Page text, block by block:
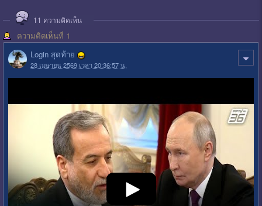
11 ความคิดเห็น
ความคิดเห็นที่ 1
Login สุดท้าย
28 เมษายน 2569 เวลา 20:36:57 น.